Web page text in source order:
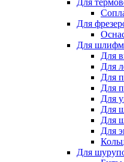
Для
Для
Для
Для
Для
Для
Для
Для
Для
Для
Для
Для